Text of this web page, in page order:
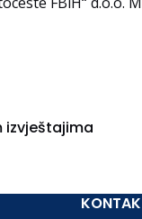
izvještajima